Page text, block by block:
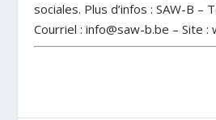
sociales. Plus d’infos : SAW-B –
Courriel : info@saw-b.be – Site :